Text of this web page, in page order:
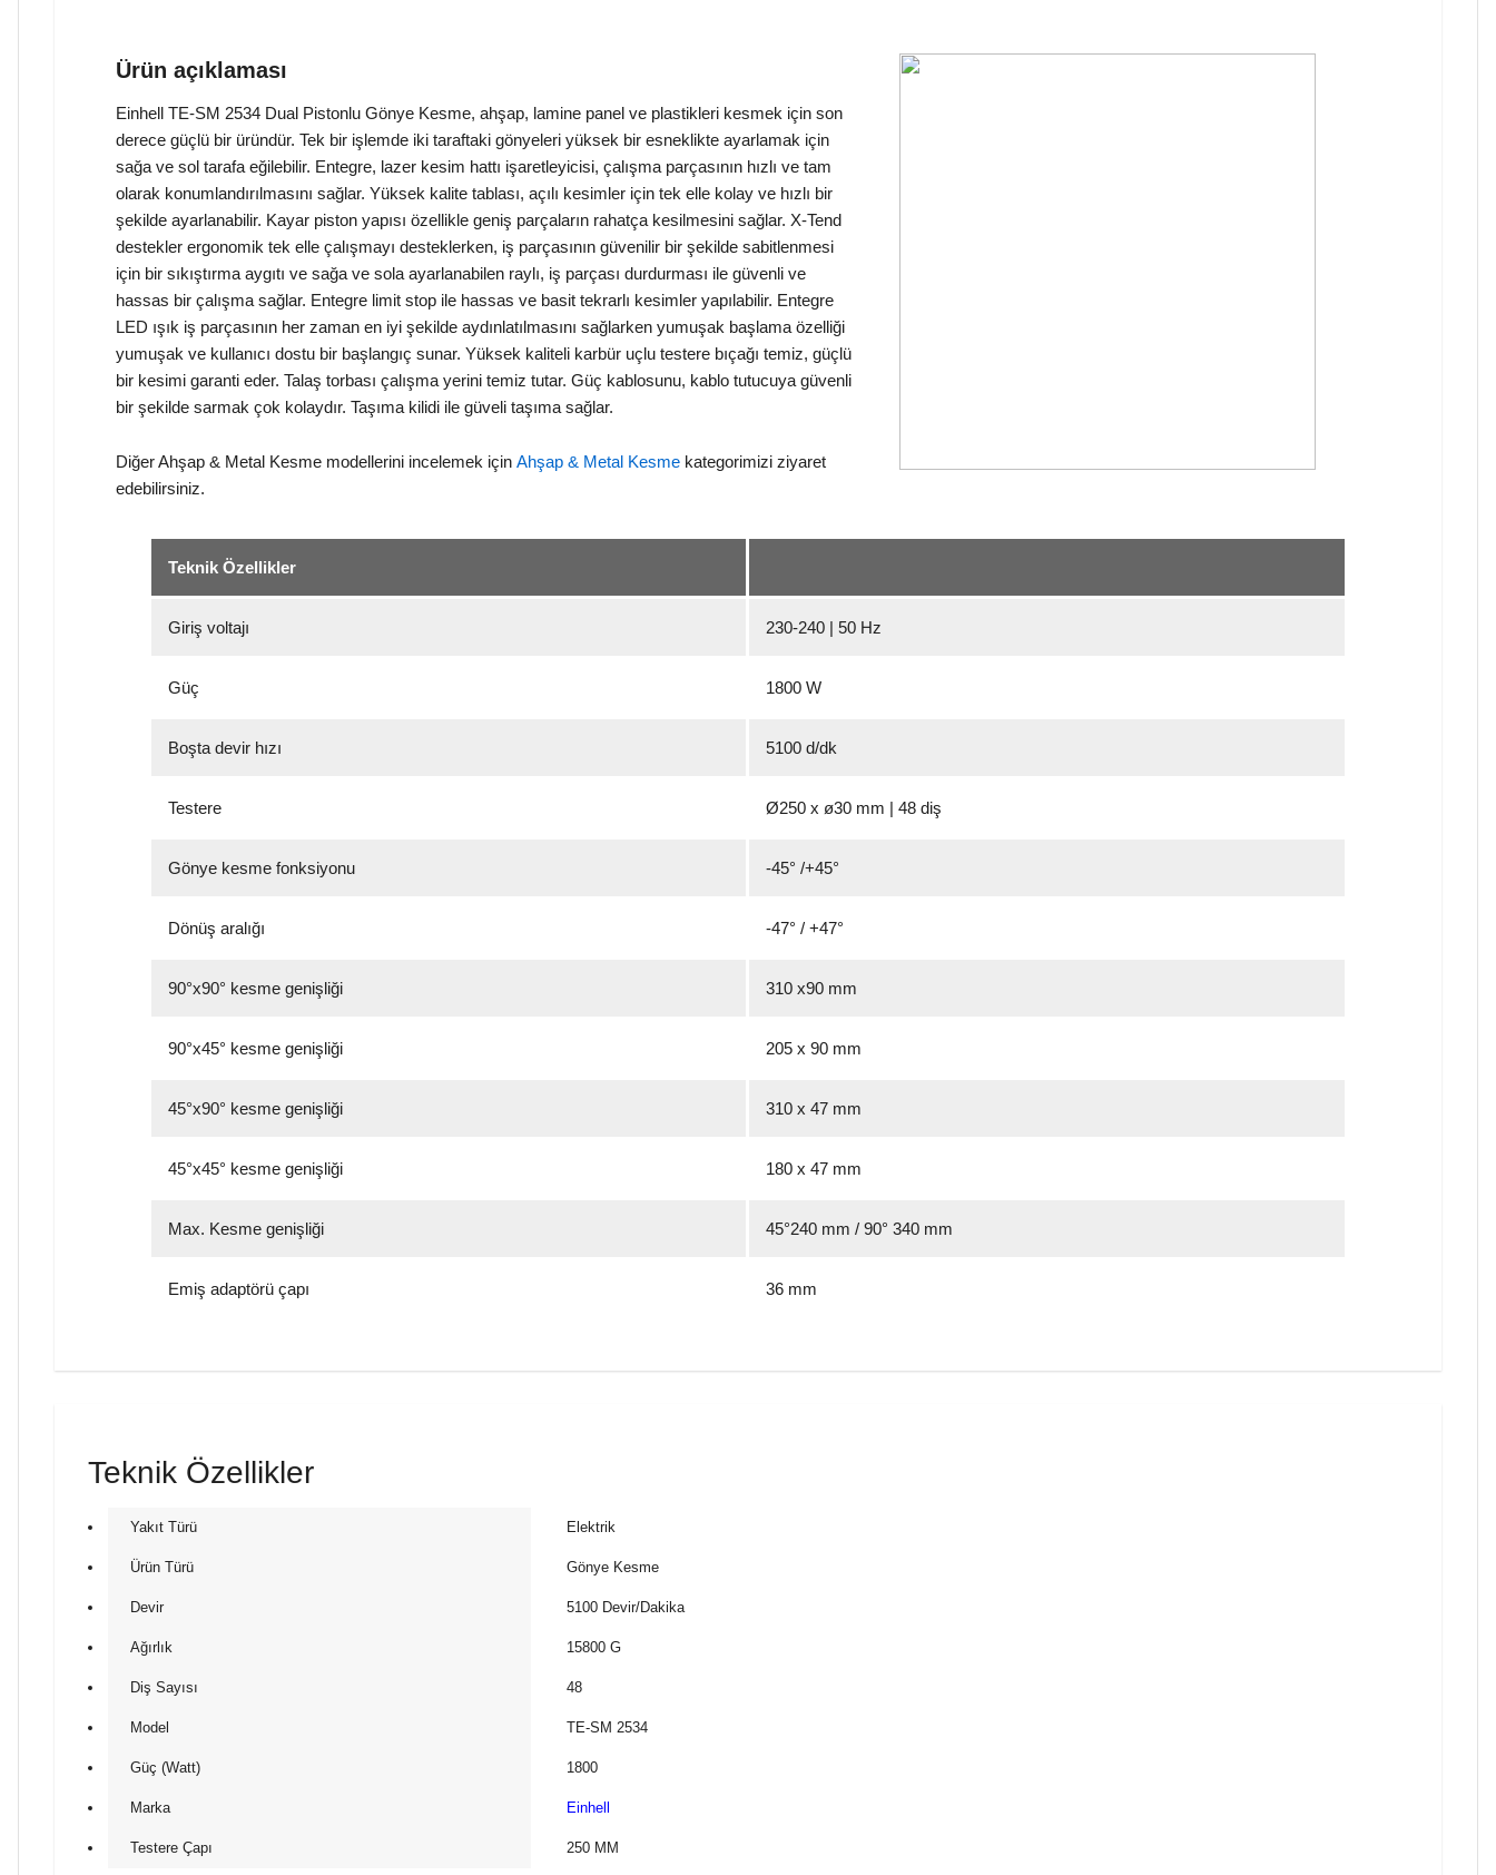
Ürün açıklaması
Einhell TE-SM 2534 Dual Pistonlu Gönye Kesme, ahşap, lamine panel ve plastikleri kesmek için son
derece güçlü bir üründür. Tek bir işlemde iki taraftaki gönyeleri yüksek bir esneklikte ayarlamak için
sağa ve sol tarafa eğilebilir. Entegre, lazer kesim hattı işaretleyicisi, çalışma parçasının hızlı ve tam
olarak konumlandırılmasını sağlar. Yüksek kalite tablası, açılı kesimler için tek elle kolay ve hızlı bir
şekilde ayarlanabilir. Kayar piston yapısı özellikle geniş parçaların rahatça kesilmesini sağlar. X-Tend
destekler ergonomik tek elle çalışmayı desteklerken, iş parçasının güvenilir bir şekilde sabitlenmesi
için bir sıkıştırma aygıtı ve sağa ve sola ayarlanabilen raylı, iş parçası durdurması ile güvenli ve
hassas bir çalışma sağlar. Entegre limit stop ile hassas ve basit tekrarlı kesimler yapılabilir. Entegre
LED ışık iş parçasının her zaman en iyi şekilde aydınlatılmasını sağlarken yumuşak başlama özelliği
yumuşak ve kullanıcı dostu bir başlangıç sunar. Yüksek kaliteli karbür uçlu testere bıçağı temiz, güçlü
bir kesimi garanti eder. Talaş torbası çalışma yerini temiz tutar. Güç kablosunu, kablo tutucuya güvenli
bir şekilde sarmak çok kolaydır. Taşıma kilidi ile güveli taşıma sağlar.
Diğer Ahşap & Metal Kesme modellerini incelemek için Ahşap & Metal Kesme kategorimizi ziyaret
edebilirsiniz.
Teknik Özellikler
Giriş voltajı 230-240 | 50 Hz
Güç 1800 W
Boşta devir hızı 5100 d/dk
Testere Ø250 x ø30 mm | 48 diş
Gönye kesme fonksiyonu -45° /+45°
Dönüş aralığı -47° / +47°
90°x90° kesme genişliği 310 x90 mm
90°x45° kesme genişliği 205 x 90 mm
45°x90° kesme genişliği 310 x 47 mm
45°x45° kesme genişliği 180 x 47 mm
Max. Kesme genişliği 45°240 mm / 90° 340 mm
Emiş adaptörü çapı 36 mm
Teknik Özellikler
Yakıt Türü Elektrik
Ürün Türü Gönye Kesme
Devir 5100 Devir/Dakika
Ağırlık 15800 G
Diş Sayısı 48
Model TE-SM 2534
Güç (Watt) 1800
Marka Einhell
Testere Çapı 250 MM